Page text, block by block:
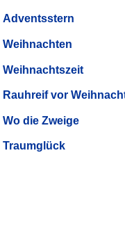
Adventsstern
Weihnachten
Weihnachtszeit
Rauhreif vor
Wo die Zweige
Traumglück